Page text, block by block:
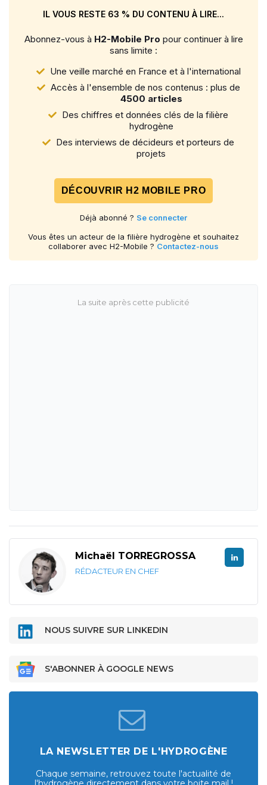
IL VOUS RESTE 63 % DU CONTENU À LIRE...
Abonnez-vous à H2-Mobile Pro pour continuer à lire
sans limite :
Une veille marché en France et à l'international
Accès à l'ensemble de nos contenus : plus de
4500 articles
Des chiffres et données clés de la filière
hydrogène
Des interviews de décideurs et porteurs de
projets
DÉCOUVRIR H2 MOBILE PRO
Déjà abonné ? Se connecter
Vous êtes un acteur de la filière hydrogène et souhaitez
collaborer avec H2-Mobile ? Contactez-nous
Michaël TORREGROSSA
RÉDACTEUR EN CHEF
NOUS SUIVRE SUR LINKEDIN
S'ABONNER À GOOGLE NEWS
LA NEWSLETTER DE L'HYDROGÈNE
Chaque semaine, retrouvez toute l'actualité de